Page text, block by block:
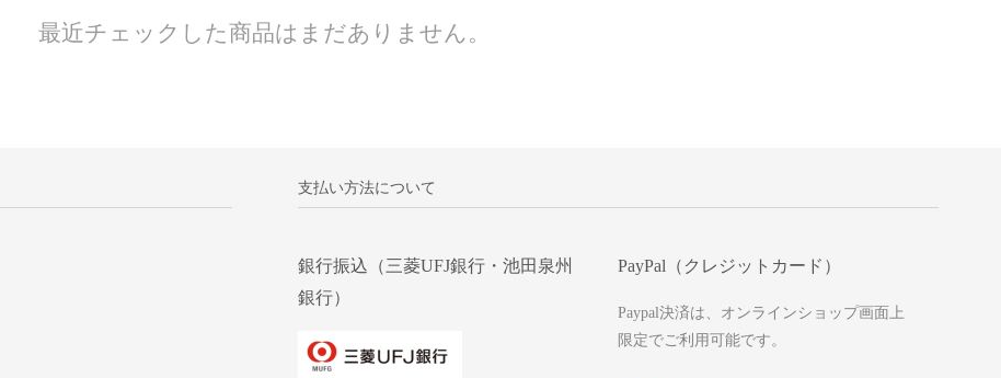
最近チェックした商品はまだありません。
支払い方法について
銀行振込（三菱UFJ銀行・池田泉州
銀行）
PayPal（クレジットカード）
Paypal決済は、オンラインショップ画面上
限定でご利用可能です。